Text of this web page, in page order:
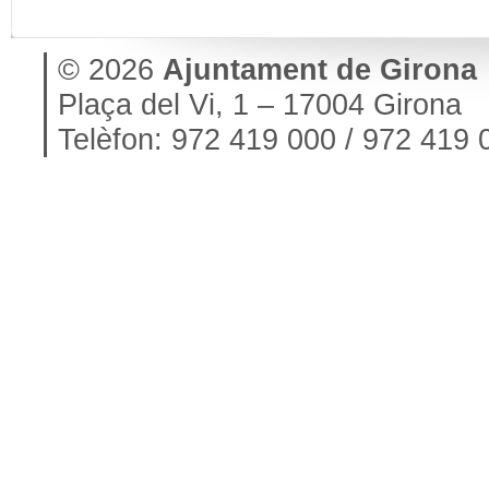
© 2026 Ajuntament de Girona
Plaça del Vi, 1 – 17004 Girona
Telèfon: 972 419 000 / 972 419